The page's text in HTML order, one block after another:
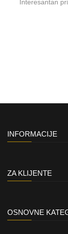
Interesantan
INFORMACIJE
ZA KLIJENTE
OSNOVNE